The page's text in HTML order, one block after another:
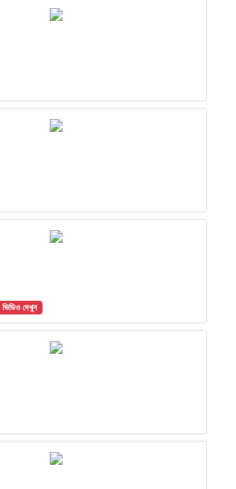
ভিডিও দেখুন